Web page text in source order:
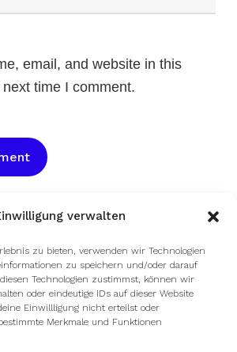
verwalten
zu bieten, verwenden wir Technologien
zu speichern und/oder darauf
Technologien zustimmst, können wir
oder eindeutige IDs auf dieser Website
Einwillligung nicht erteilst oder
Merkmale und Funktionen
email, and website in this
time I comment.